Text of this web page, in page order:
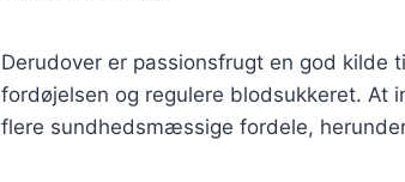
Derudover er passionsfrugt en god
fordøjelsen og regulere blodsukkeret. At
flere sundhedsmæssige fordele,